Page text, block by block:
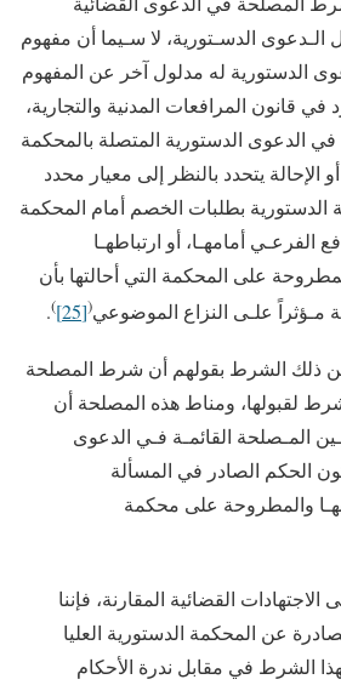
الدسـتورية، لا سـيما أن مفهوم
الدستورية له مدلول آخر عن المفهوم
في قانون المرافعات المدنية والتجارية،
الدعوى الدستورية المتصلة بالمحكمة
يتحدد بالنظر إلى معيار محدد
الدستورية بطلبات الخصم أمام المحكمة
الفرعـي أمامهـا، أو ارتباطهـا
على المحكمة التي أحالتها بأن
علـى النزاع الموضوعي(
[25]
)
.
ذلك الشرط بقولهم أن شرط المصلحة
لقبولها، ومناط هذه المصلحة أن
المـصلحة القائمـة فـي الدعوى
الحكم الصادر في المسألة
والمطروحة على محكمة
القضائية المقارنة، فإننا
عن المحكمة الدستورية العليا
الشرط في مقابل ندرة الأحكام